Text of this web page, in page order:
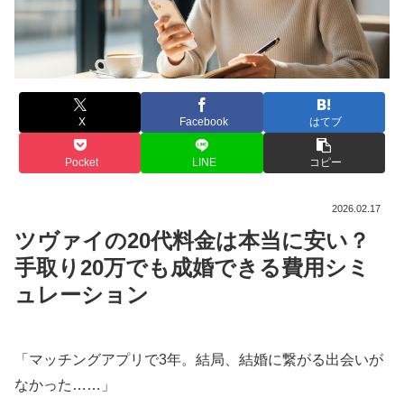
X Facebook はてブ
Pocket LINE コピー
2026.02.17
ツヴァイの20代料金は本当に安い？
手取り20万でも成婚できる費用シミ
ュレーション
「マッチングアプリで3年。結局、結婚に繋がる出会いが
なかった……」